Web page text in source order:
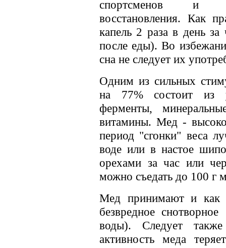
спортсменов и
восстановления. Как
капель 2 раза в день
после еды). Во
сна не следует их
Одним из сильных
на 77% состоит из
ферменты,
витамины. Мед -
период "сгонки" веса
воде или в настое
орехами за час или
можно съедать до 100 г
Мед принимают и как
безвредное
воды). Следует
активность меда